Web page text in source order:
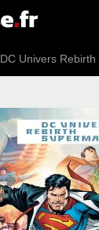
DC Univers